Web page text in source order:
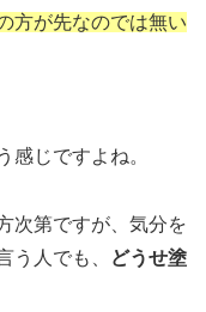
方が先なのでは無い
感じですよね。
次第ですが、気分を
う人でも、
どうせ塗